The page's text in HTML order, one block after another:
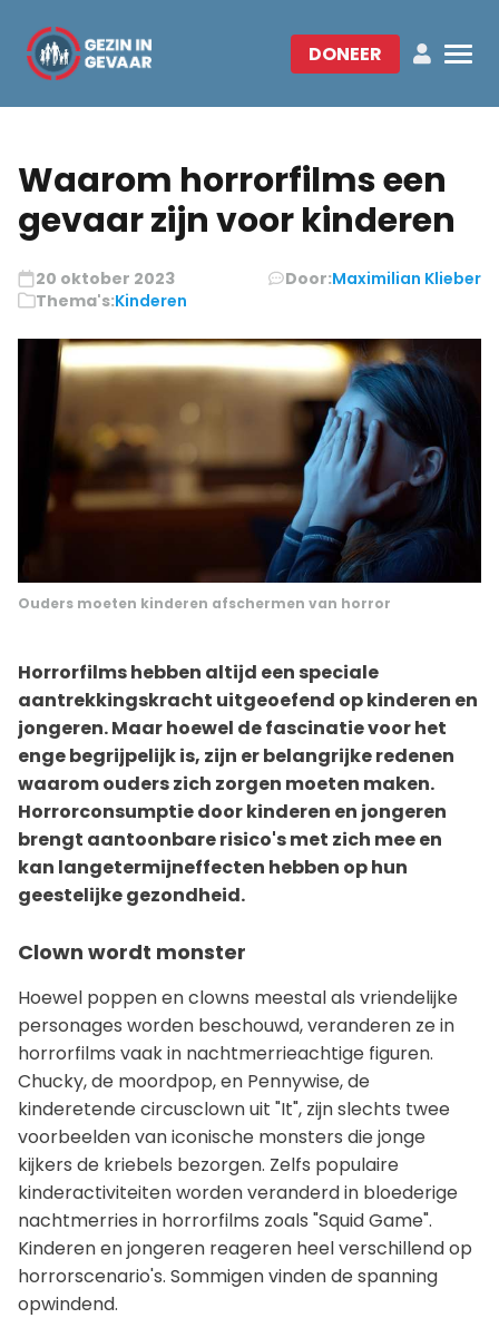
DONEER
Waarom horrorfilms een
gevaar zijn voor kinderen
20 oktober 2023 Door:Maximilian Klieber
Thema's:Kinderen
Ouders moeten kinderen afschermen van horror
Horrorfilms hebben altijd een speciale
aantrekkingskracht uitgeoefend op kinderen en
jongeren. Maar hoewel de fascinatie voor het
enge begrijpelijk is, zijn er belangrijke redenen
waarom ouders zich zorgen moeten maken.
Horrorconsumptie door kinderen en jongeren
brengt aantoonbare risico's met zich mee en
kan langetermijneffecten hebben op hun
geestelijke gezondheid.
Clown wordt monster
Hoewel poppen en clowns meestal als vriendelijke
personages worden beschouwd, veranderen ze in
horrorfilms vaak in nachtmerrieachtige figuren.
Chucky, de moordpop, en Pennywise, de
kinderetende circusclown uit "It", zijn slechts twee
voorbeelden van iconische monsters die jonge
kijkers de kriebels bezorgen. Zelfs populaire
kinderactiviteiten worden veranderd in bloederige
nachtmerries in horrorfilms zoals "Squid Game".
Kinderen en jongeren reageren heel verschillend op
horrorscenario's. Sommigen vinden de spanning
opwindend.